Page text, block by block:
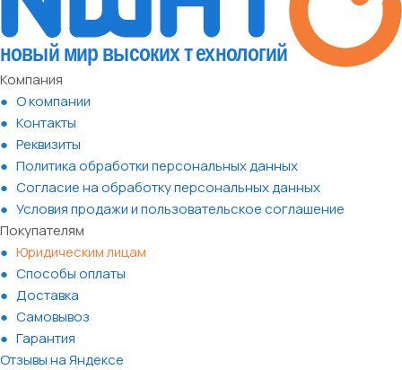
Компания
О компании
Контакты
Реквизиты
Политика обработки персональных данных
Согласие на обработку персональных данных
Условия продажи и пользовательское соглашение
Покупателям
Юридическим лицам
Способы оплаты
Доставка
Самовывоз
Гарантия
Отзывы на Яндексе